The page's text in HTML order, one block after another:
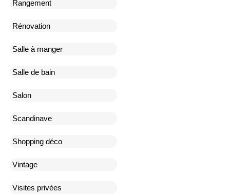
Rangement
Rénovation
Salle à manger
Salle de bain
Salon
Scandinave
Shopping déco
Vintage
Visites privées